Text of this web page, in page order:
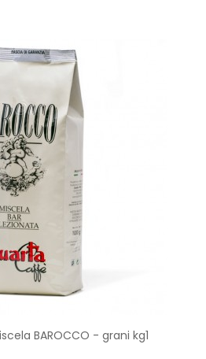
BAROCCO - grani kg1